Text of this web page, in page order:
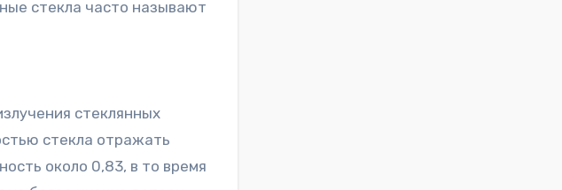
стеклянных
стекла отражать
около 0,83, в то время